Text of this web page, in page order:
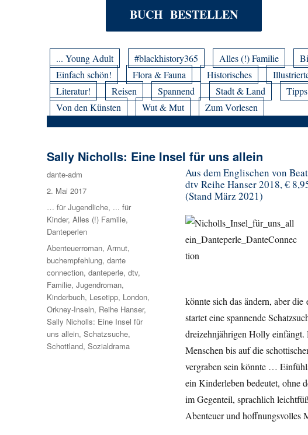
BUCH BESTELLEN
... Young Adult #blackhistory365 Alles (!) Familie
Einfach schön!
Flora & Fauna Historisches
Literatur!
Reisen Spannend Stadt & Land
Von den Künsten
Wut & Mut Zum Vorlesen
Sally Nicholls: Eine Insel für uns allein
Aus dem Englischen von
dtv Reihe Hanser 2018, €
(Stand März 2021)
könnte sich das ändern, aber
startet eine spannende
dreizehnjährigen Holly einfängt.
Menschen bis auf die
vergraben sein könnte …
ein Kinderleben bedeutet, ohne
im Gegenteil, sprachlich
Abenteuer und hoffnungsvolles
Autor
dante-adm
Veröffentlicht
am
2. Mai 2017
Kategorien
… für Jugendliche, ... für
Kinder,Alles (!) Familie,
Danteperlen
Schlagwörter
Abenteuerroman,Armut,
buchempfehlung,dante
connection,danteperle,dtv,
Familie,Jugendroman,
Kinderbuch, Lesetipp, London,
Orkney-Inseln, Reihe Hanser,
Sally Nicholls: Eine Insel für
uns allein,Schatzsuche,
Schottland,Sozialdrama